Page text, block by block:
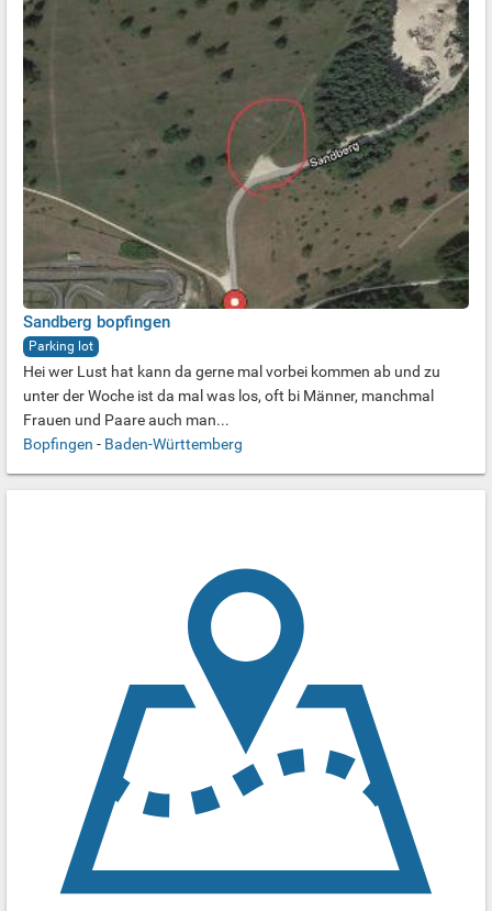
Sandberg bopfingen
Parking lot
Hei wer Lust hat kann da gerne mal vorbei kommen ab und zu
unter der Woche ist da mal was los, oft bi Männer, manchmal
Frauen und Paare auch man...
Bopfingen - Baden-Württemberg